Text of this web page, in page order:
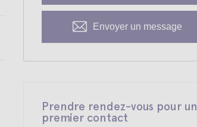
Envoyer un message
Prendre rendez-vous pour un
premier contact